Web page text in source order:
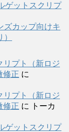
ゲットスクリプ
ズカップ向けキ
リプト（新ロジ
修正 に
リプト（新ロジ
修正 に
トーカ
ゲットスクリプ